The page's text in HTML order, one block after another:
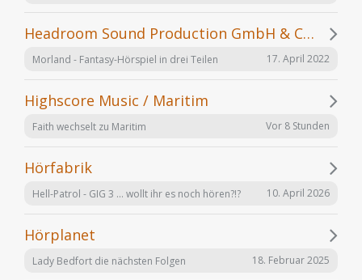
Headroom Sound Production GmbH & Co. KG
Morland - Fantasy-Hörspiel in drei Teilen 17. April 2022
Highscore Music / Maritim
Faith wechselt zu Maritim Vor 8 Stunden
Hörfabrik
Hell-Patrol - GIG 3 ... wollt ihr es noch hören?!? 10. April 2026
Hörplanet
Lady Bedfort die nächsten Folgen 18. Februar 2025